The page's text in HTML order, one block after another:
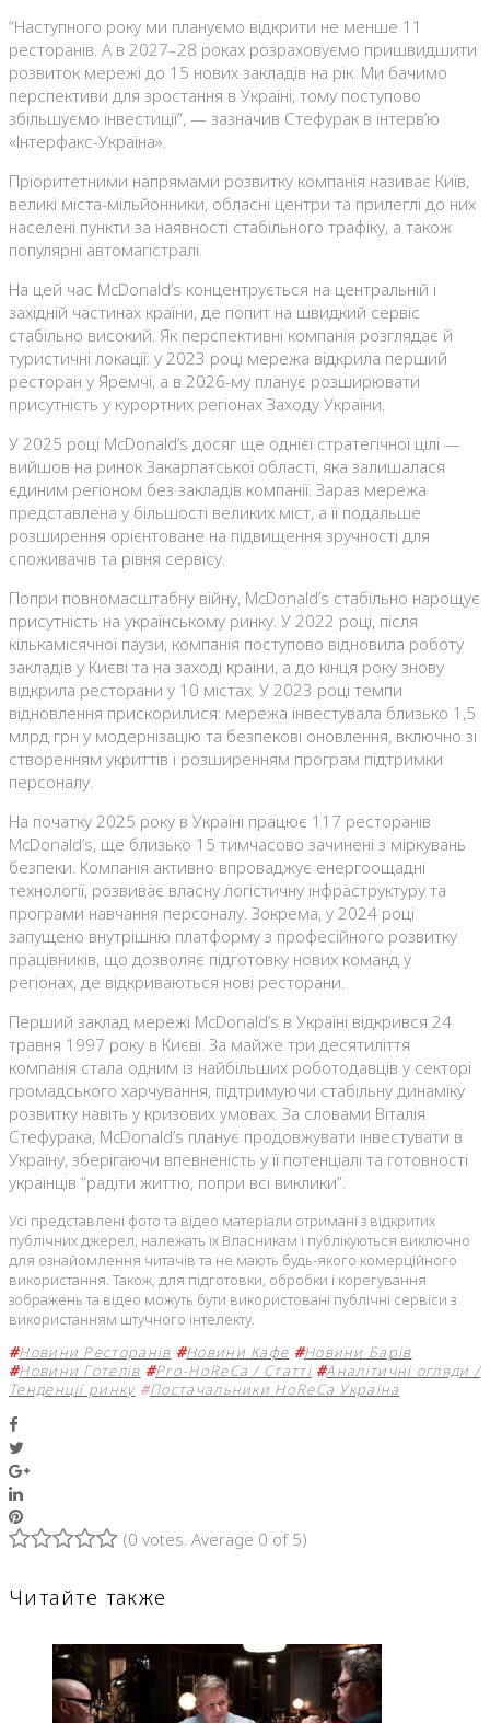
“Наступного року ми плануємо відкрити не менше 11
ресторанів. А в 2027–28 роках розраховуємо пришвидшити
розвиток мережі до 15 нових закладів на рік. Ми бачимо
перспективи для зростання в Україні, тому поступово
збільшуємо інвестиції”, — зазначив Стефурак в інтерв’ю
«Інтерфакс-Україна».
Пріоритетними напрямами розвитку компанія називає Київ,
великі міста-мільйонники, обласні центри та прилеглі до них
населені пункти за наявності стабільного трафіку, а також
популярні автомагістралі.
На цей час McDonald’s концентрується на центральній і
західній частинах країни, де попит на швидкий сервіс
стабільно високий. Як перспективні компанія розглядає й
туристичні локації: у 2023 році мережа відкрила перший
ресторан у Яремчі, а в 2026-му планує розширювати
присутність у курортних регіонах Заходу України.
У 2025 році McDonald’s досяг ще однієї стратегічної цілі —
вийшов на ринок Закарпатської області, яка залишалася
єдиним регіоном без закладів компанії. Зараз мережа
представлена у більшості великих міст, а її подальше
розширення орієнтоване на підвищення зручності для
споживачів та рівня сервісу.
Попри повномасштабну війну, McDonald’s стабільно нарощує
присутність на українському ринку. У 2022 році, після
кількамісячної паузи, компанія поступово відновила роботу
закладів у Києві та на заході країни, а до кінця року знову
відкрила ресторани у 10 містах. У 2023 році темпи
відновлення прискорилися: мережа інвестувала близько 1,5
млрд грн у модернізацію та безпекові оновлення, включно зі
створенням укриттів і розширенням програм підтримки
персоналу.
На початку 2025 року в Україні працює 117 ресторанів
McDonald’s, ще близько 15 тимчасово зачинені з міркувань
безпеки. Компанія активно впроваджує енергоощадні
технології, розвиває власну логістичну інфраструктуру та
програми навчання персоналу. Зокрема, у 2024 році
запущено внутрішню платформу з професійного розвитку
працівників, що дозволяє підготовку нових команд у
регіонах, де відкриваються нові ресторани.
Перший заклад мережі McDonald’s в Україні відкрився 24
травня 1997 року в Києві. За майже три десятиліття
компанія стала одним із найбільших роботодавців у секторі
громадського харчування, підтримуючи стабільну динаміку
розвитку навіть у кризових умовах. За словами Віталія
Стефурака, McDonald’s планує продовжувати інвестувати в
Україну, зберігаючи впевненість у її потенціалі та готовності
українців “радіти життю, попри всі виклики”.
Усі представлені фото та відео матеріали отримані з відкритих
публічних джерел, належать їх Власникам і публікуються виключно
для ознайомлення читачів та не мають будь-якого комерційного
використання. Також, для підготовки, обробки і корегування
зображень та відео можуть бути використовані публічні сервіси з
використанням штучного інтелекту.
#Новини Ресторанів #Новини Кафе #Новини Барів
#Новини Готелів #Pro-HoReCa / Статті #Аналітичні огляди /
Тенденції ринку #Постачальники HoReCa Україна
Google+
LinkedIn
Pinterest
(0 votes. Average 0 of 5)
Читайте также